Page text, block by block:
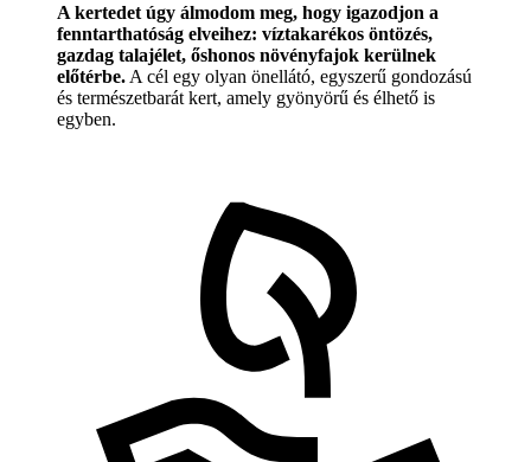
A kertedet úgy álmodom meg, hogy igazodjon a
fenntarthatóság elveihez: víztakarékos öntözés,
gazdag talajélet, őshonos növényfajok kerülnek
előtérbe. A cél egy olyan önellátó, egyszerű gondozású
és természetbarát kert, amely gyönyörű és élhető is
egyben.